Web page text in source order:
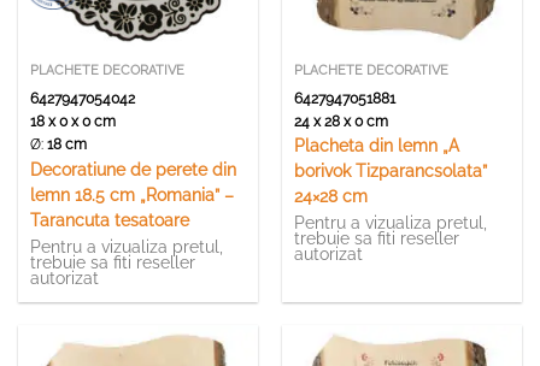
PLACHETE DECORATIVE
6427947054042
18 x 0 x 0 cm
Ø:18 cm
Decoratiune de perete din
lemn 18.5 cm „Romania” –
Tarancuta tesatoare
Pentru a vizualiza pretul,
trebuie sa fiti reseller
autorizat
PLACHETE DECORATIVE
6427947051881
24 x 28 x 0 cm
Placheta din lemn „A
borivok Tizparancsolata”
24×28 cm
Pentru a vizualiza pretul,
trebuie sa fiti reseller
autorizat